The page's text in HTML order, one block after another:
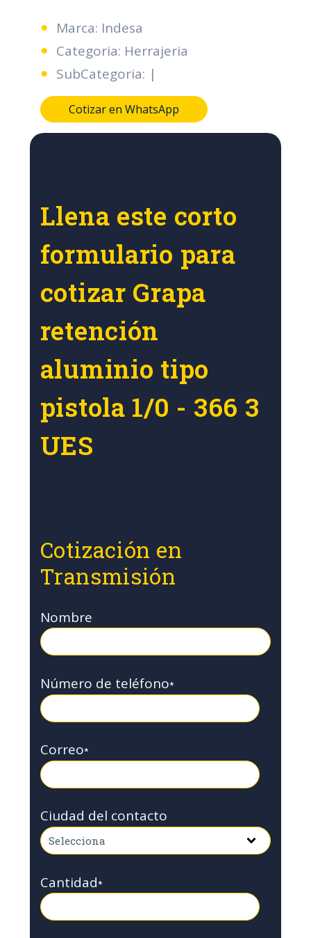
Marca: Indesa
Categoria: Herrajeria
SubCategoria: |
Cotizar en WhatsApp
Llena este corto
formulario para
cotizar Grapa
retención
aluminio tipo
pistola 1/0 - 366 3
UES
Cotización en
Transmisión
Nombre
Número de teléfono*
Correo*
Ciudad del contacto
Cantidad*